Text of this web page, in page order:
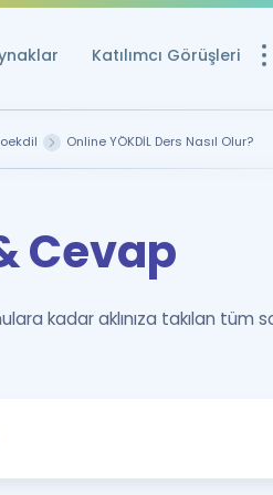
Katılımcı Görüşleri
Ücretsiz
YDS ve YÖKDİL
YDS ve YÖKDİL
Tüm ÖSYM
Online YÖKDİL Ders Nasıl Olur?
Cevap
kadar aklınıza takılan tüm